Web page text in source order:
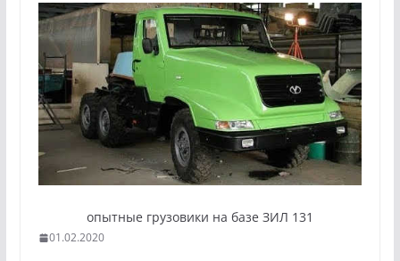
опытные грузовики на базе ЗИЛ 131
01.02.2020